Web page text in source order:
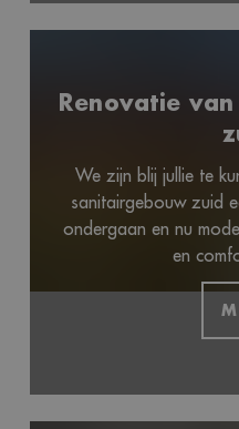
Renovatie
We zijn blij jullie te
sanitairgebouw zuid
ondergaan en nu
en